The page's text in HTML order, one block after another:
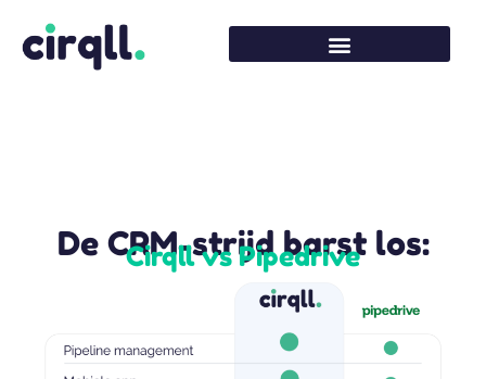
De CRM-strijd barst los:
Cirqll vs Pipedrive